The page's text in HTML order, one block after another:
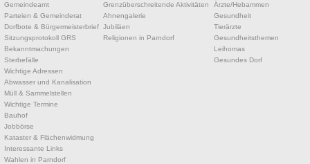
Gemeindeamt
Parteien & Gemeinderat
Dorfbote & Bürgermeisterbrief
Sitzungsprotokoll GRS
Bekanntmachungen
Sterbefälle
Wichtige Adressen
Abwasser und Kanalisation
Müll & Sammelstellen
Wichtige Termine
Bauhof
Jobbörse
Kataster & Flächenwidmung
Interessante Links
Wahlen in Parndorf
Grenzüberschreitende Aktivitäten
Ahnengalerie
Jubiläen
Religionen in Parndorf
Ärzte/Hebammen
Gesundheit
Tierärzte
Gesundheitsthemen
Leihomas
Gesundes Dorf